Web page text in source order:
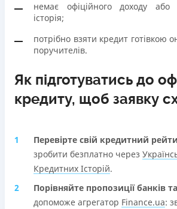
немає офіційного доходу або
історія;
потрібно взяти кредит готівкою
поручителів.
Як підготуватись до
кредиту, щоб заявку
Перевірте свій кредитний
зробити безплатно через
Кредитних Історій.
Порівняйте пропозиції банків
допоможе агрегатор Finance.ua: